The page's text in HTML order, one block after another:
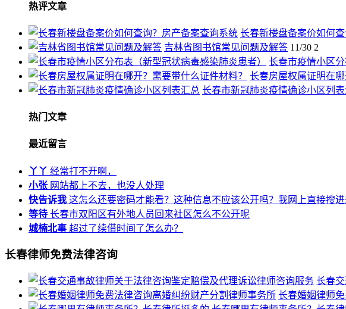
热评文章
长春新楼盘备案价如何
吉林省图书馆常见问题及解答 11/30 2
长春市疫情小区
长春房屋权属证明在
长春市新冠肺炎疫情确诊小区列
热门文章
最近留言
丫丫 经常打不开啊，
小张 网站都上不去，也没人处理
快告诉我 这怎么还要密码才能看？这种信息不应该公开吗？我网上直接搜
等待 长春市双阳区有外地人员回来社区怎么不公开呢
城楠北事 超过了续借时间了怎么办？
长春律师免费法律咨询
长春
长春婚姻律师